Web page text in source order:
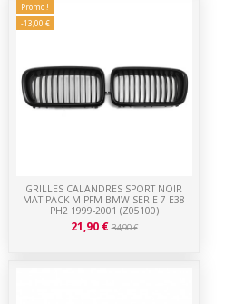
Promo !
-13,00 €
GRILLES CALANDRES SPORT NOIR
MAT PACK M-PFM BMW SERIE 7 E38
PH2 1999-2001 (Z05100)
21,90 €34,90 €